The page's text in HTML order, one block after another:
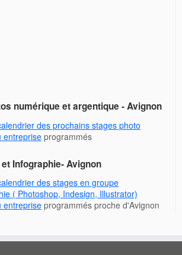
numérique et argentique - Avignon
des prochains stages photo
entreprise programmés
Infographie- Avignon
des stages en groupe
( Photoshop, Indesign, Illustrator)
entreprise programmés proche d'Avignon